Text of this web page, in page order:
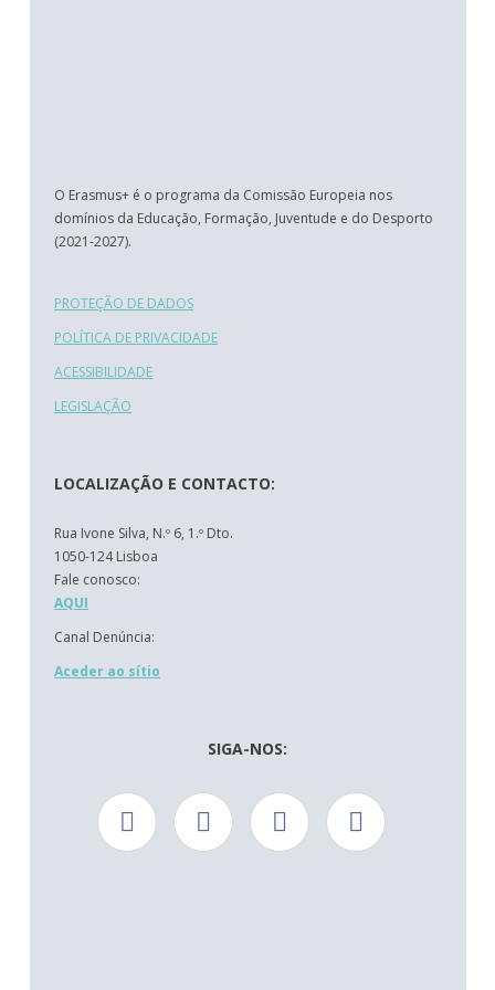
O Erasmus+ é o programa da Comissão Europeia nos
domínios da Educação, Formação, Juventude e do Desporto
(2021-2027).
PROTEÇÃO DE DADOS
POLÍTICA DE PRIVACIDADE
ACESSIBILIDADE
LEGISLAÇÃO
LOCALIZAÇÃO E CONTACTO:
Rua Ivone Silva, N.º 6, 1.º Dto.
1050-124 Lisboa
Fale conosco:
AQUI
Canal Denúncia:
Aceder ao sítio
SIGA-NOS: